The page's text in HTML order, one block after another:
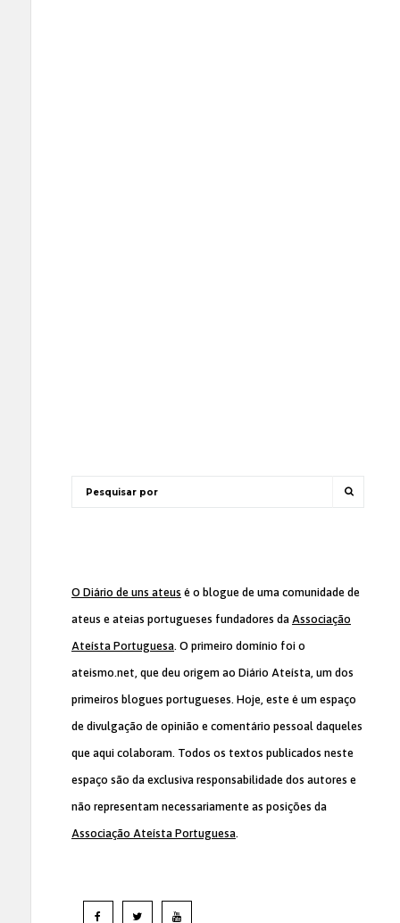
O Diário de uns ateus é o blogue de uma comunidade de
ateus e ateias portugueses fundadores da Associação
Ateísta Portuguesa. O primeiro domínio foi o
ateismo.net, que deu origem ao Diário Ateísta, um dos
primeiros blogues portugueses. Hoje, este é um espaço
de divulgação de opinião e comentário pessoal daqueles
que aqui colaboram. Todos os textos publicados neste
espaço são da exclusiva responsabilidade dos autores e
não representam necessariamente as posições da
Associação Ateísta Portuguesa.